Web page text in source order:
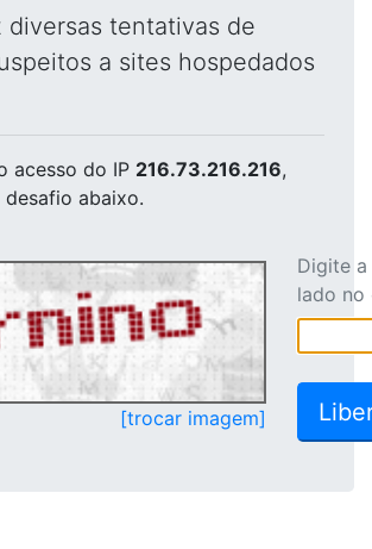
diversas tentativas de
a sites hospedados
acesso do IP 216.73.216.216,
abaixo.
[trocar imagem]
Digite
lado no